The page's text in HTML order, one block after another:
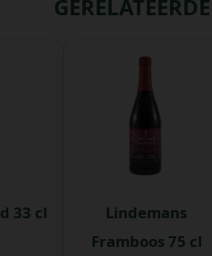
33 cl
Lindemans
Framboos 75 cl